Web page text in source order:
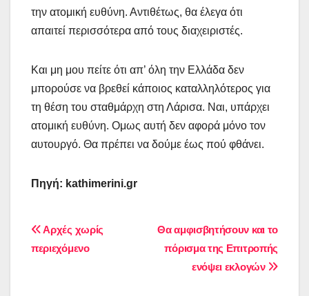
την ατομική ευθύνη. Αντιθέτως, θα έλεγα ότι
απαιτεί περισσότερα από τους διαχειριστές.
Και μη μου πείτε ότι απ’ όλη την Ελλάδα δεν
μπορούσε να βρεθεί κάποιος καταλληλότερος για
τη θέση του σταθμάρχη στη Λάρισα. Ναι, υπάρχει
ατομική ευθύνη. Ομως αυτή δεν αφορά μόνο τον
αυτουργό. Θα πρέπει να δούμε έως πού φθάνει.
Πηγή: kathimerini.gr
Πλοήγηση
άρθρων
Θα αμφισβητήσουν και το
πόρισμα της Επιτροπής
ενόψει εκλογών
Αρχές χωρίς
περιεχόμενο